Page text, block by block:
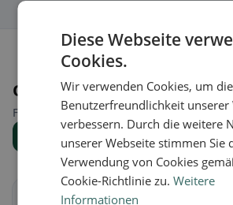
Orte in der Nähe
Finde den passenden Ort für deine
Alle Orte anzeigen
Aarberg
Diese Webseite
Cookies.
Wir verwenden Cookies, um die
Benutzerfreundlichkeit unserer
verbessern. Durch die weitere
unserer Webseite stimmen Sie
Verwendung von Cookies
Cookie-Richtlinie zu.Weitere
Informationen